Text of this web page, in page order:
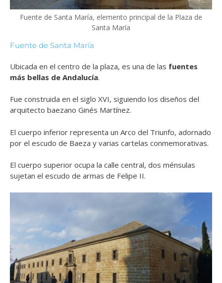
Fuente de Santa María, elemento principal de la Plaza de
Santa María
Fuente de Santa María
Ubicada en el centro de la plaza, es una de las fuentes
más bellas de Andalucía.
Fue construida en el siglo XVI, siguiendo los diseños del
arquitecto baezano Ginés Martínez.
El cuerpo inferior representa un Arco del Triunfo, adornado
por el escudo de Baeza y varias cartelas conmemorativas.
El cuerpo superior ocupa la calle central, dos ménsulas
sujetan el escudo de armas de Felipe II.